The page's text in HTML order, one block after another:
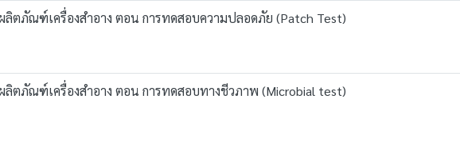
ผลิตภัณฑ์เครื่องสำอาง ตอน การทดสอบความปลอดภัย (Patch Test)
ผลิตภัณฑ์เครื่องสำอาง ตอน การทดสอบทางชีวภาพ (Microbial test)